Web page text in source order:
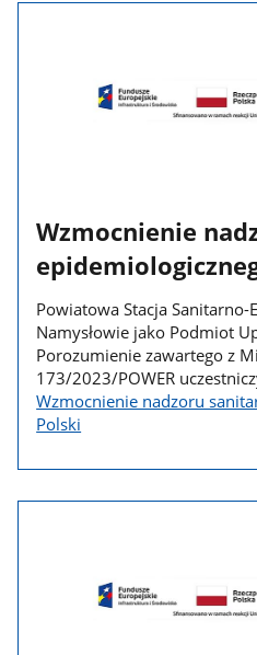
Wzmocnienie
Powiatowa Stacja
Namysłowie jako Podmiot
Porozumienie zawartego z
173/2023/POWER
Wzmocnienie nadzoru
Polski